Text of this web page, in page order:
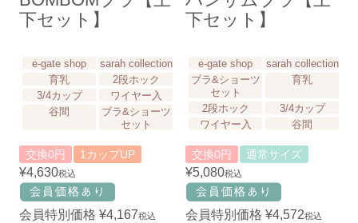
下セット】
e-gate shop
sarah collection
育乳
2段ホック
3/4カップ
ワイヤー入
谷間
ブラ&ショーツ
セット
交換0円 1カップUP
¥4,630税込
会員特別価格 ¥4,167税込
下セット】
e-gate shop
sarah collection
ブラ&ショーツ
セット
育乳
2段ホック
3/4カップ
ワイヤー入
谷間
交換0円 通常サイズ
¥5,080税込
会員特別価格 ¥4,572税込